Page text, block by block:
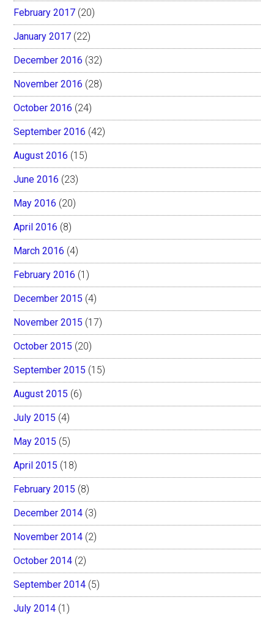
February 2017 (20)
January 2017 (22)
December 2016 (32)
November 2016 (28)
October 2016 (24)
September 2016 (42)
August 2016 (15)
June 2016 (23)
May 2016 (20)
April 2016 (8)
March 2016 (4)
February 2016 (1)
December 2015 (4)
November 2015 (17)
October 2015 (20)
September 2015 (15)
August 2015 (6)
July 2015 (4)
May 2015 (5)
April 2015 (18)
February 2015 (8)
December 2014 (3)
November 2014 (2)
October 2014 (2)
September 2014 (5)
July 2014 (1)